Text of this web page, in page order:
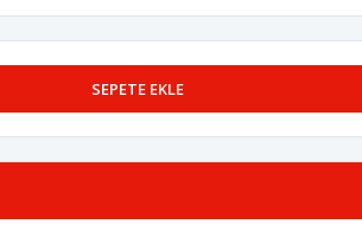
SEPETE EKLE